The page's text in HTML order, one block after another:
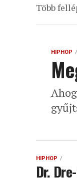
Több
HIPHOP
HIPHOP
Dr.